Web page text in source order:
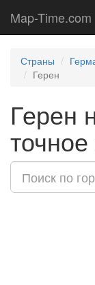
Map-Time.com
Страны
Герен
Герен